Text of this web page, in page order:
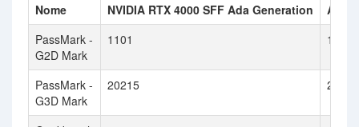
Nome NVIDIA RTX 4000 SFF Ada Generation
AMD
PassMark -
G2D Mark
1101 1054
PassMark -
G3D Mark
20215 28097